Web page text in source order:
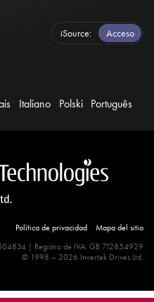
iSource Acceso
Italiano Polski Português
Política de privacidad
Mapa del sitio
| Registro de IVA: GB 712854929
© 1998 – 2026 Invertek Drives Ltd.